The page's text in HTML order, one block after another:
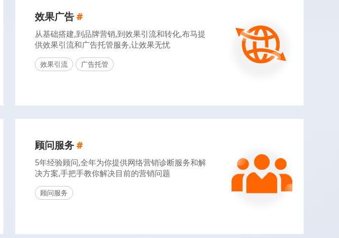
效果广告#
从基础搭建,到品牌营销,到效果引流和转化,布马提
供效果引流和广告托管服务,让效果无忧
效果引流 广告托管
顾问服务#
5年经验顾问,全年为你提供网络营销诊断服务和解
决方案,手把手教你解决目前的营销问题
顾问服务